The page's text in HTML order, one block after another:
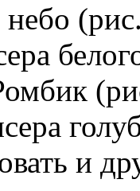
небо
и